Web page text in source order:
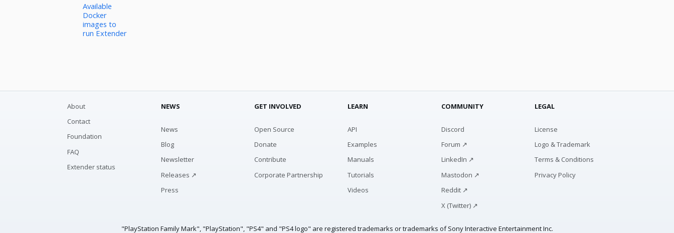
Available
Docker
images to
run Extender
About
Contact
Foundation
FAQ
Extender status
NEWS
News
Blog
Newsletter
Releases ↗
Press
GET INVOLVED
Open Source
Donate
Contribute
Corporate Partnership
LEARN
API
Examples
Manuals
Tutorials
Videos
COMMUNITY
Discord
Forum ↗
LinkedIn ↗
Mastodon ↗
Reddit ↗
X (Twitter) ↗
LEGAL
License
Logo & Trademark
Terms & Conditions
Privacy Policy
"PlayStation Family Mark", "PlayStation", "PS4" and "PS4 logo" are registered trademarks or trademarks of Sony Interactive Entertainment Inc.